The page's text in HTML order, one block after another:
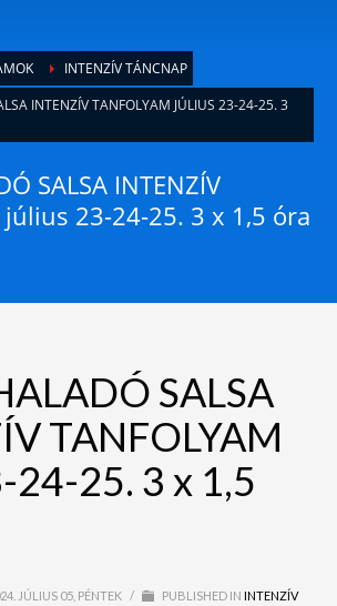
INTENZÍV TÁNCNAP
INTENZÍV TANFOLYAM JÚLIUS 23-24-25. 3
SALSA INTENZÍV
július 23-24-25. 3 x 1,5 óra
SALSA
TANFOLYAM
24-25. 3 x 1,5
JÚLIUS 05, PÉNTEK / PUBLISHED IN INTENZÍV